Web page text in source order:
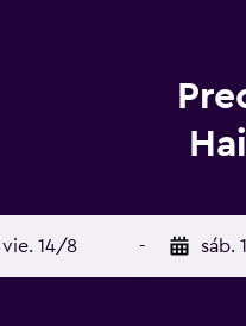
vie. 14/8 - sáb.